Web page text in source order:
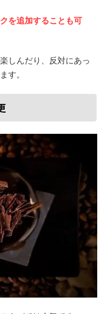
を追加することも可
しんだり、反対にあっ
す。